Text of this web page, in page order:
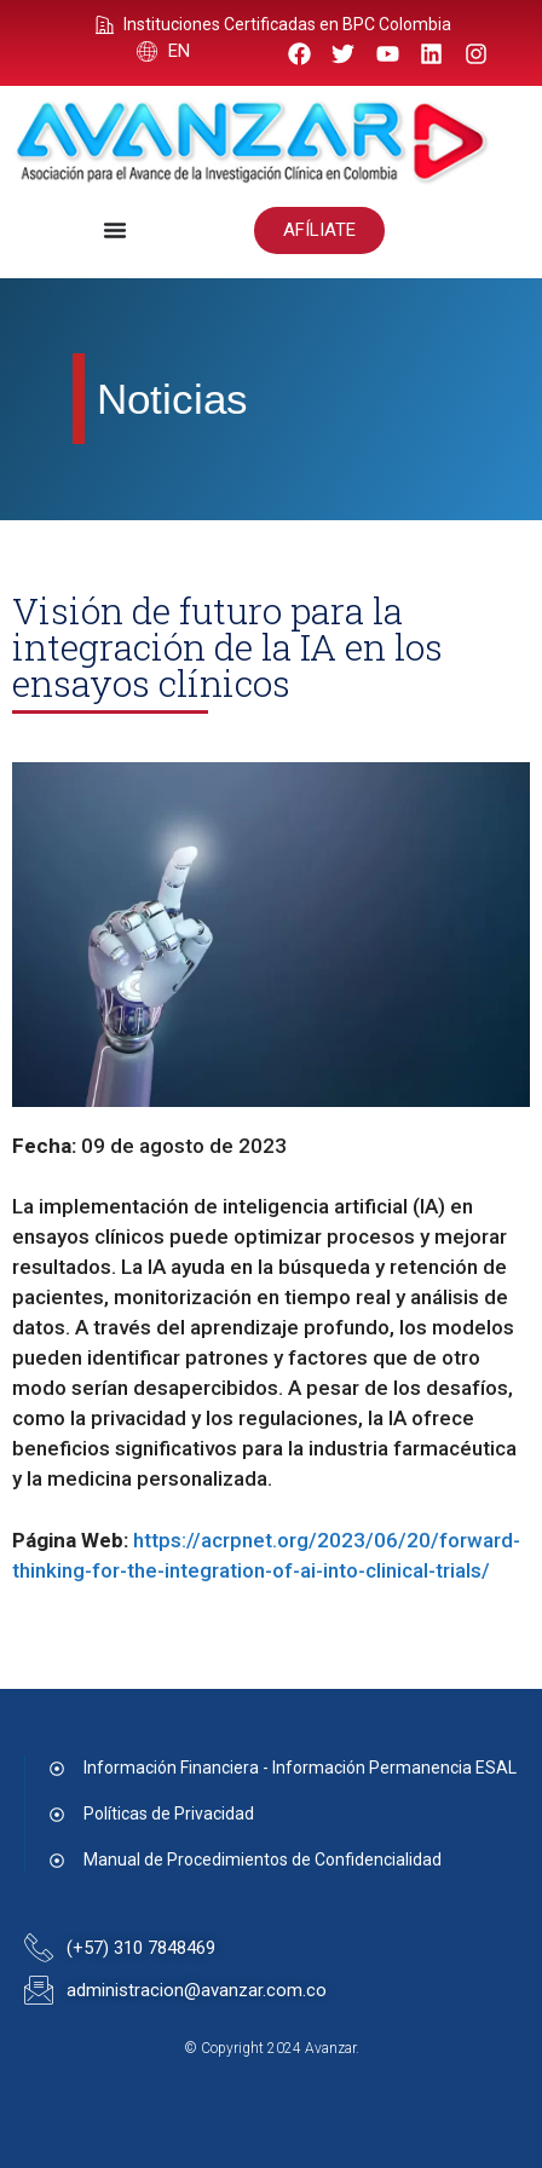
Instituciones Certificadas en BPC Colombia
EN
AFÍLIATE
Noticias
Visión de futuro para la
integración de la IA en los
ensayos clínicos
Fecha: 09 de agosto de 2023
La implementación de inteligencia artificial (IA) en
ensayos clínicos puede optimizar procesos y mejorar
resultados. La IA ayuda en la búsqueda y retención de
pacientes, monitorización en tiempo real y análisis de
datos. A través del aprendizaje profundo, los modelos
pueden identificar patrones y factores que de otro
modo serían desapercibidos. A pesar de los desafíos,
como la privacidad y los regulaciones, la IA ofrece
beneficios significativos para la industria farmacéutica
y la medicina personalizada.
Página Web: https://acrpnet.org/2023/06/20/forward-
thinking-for-the-integration-of-ai-into-clinical-trials/
(+57) 310 7848469
administracion@avanzar.com.co
© Copyright 2024 Avanzar.
Información Financiera - Información Permanencia ESAL
Políticas de Privacidad
Manual de Procedimientos de Confidencialidad